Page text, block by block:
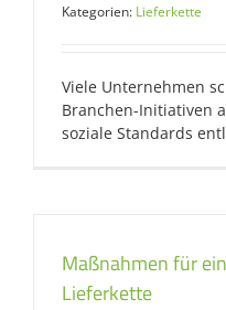
Kategorien: Lieferkette
Viele Unternehmen
Branchen-Initiativen
soziale Standards
Maßnahmen für
Lieferkette